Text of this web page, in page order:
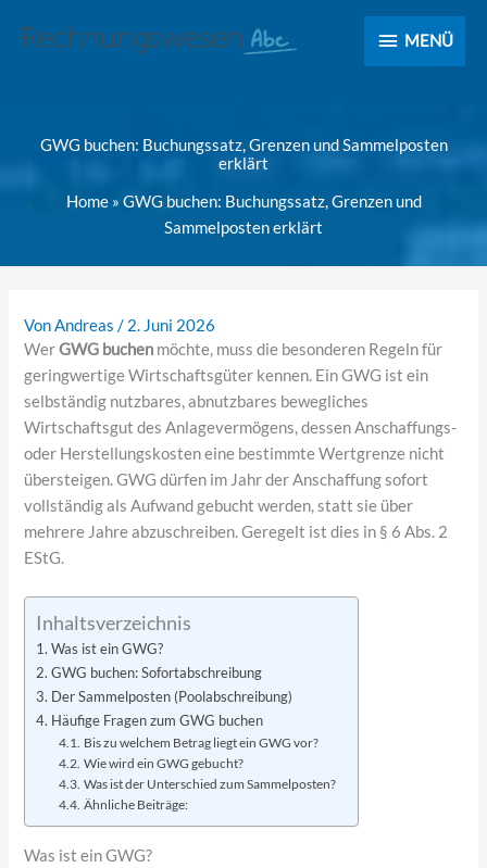
MENÜ
MENÜ
GWG buchen: Buchungssatz, Grenzen und Sammelposten
erklärt
Home » GWG buchen: Buchungssatz, Grenzen und
Sammelposten erklärt
VonAndreas/ 2. Juni 2026
WerGWG buchen möchte, muss die besonderen Regeln für
geringwertige Wirtschaftsgüter kennen. Ein GWG ist ein
selbständig nutzbares, abnutzbares bewegliches
Wirtschaftsgut des Anlagevermögens, dessen Anschaffungs-
oder Herstellungskosten eine bestimmte Wertgrenze nicht
übersteigen. GWG dürfen im Jahr der Anschaffung sofort
vollständig als Aufwand gebucht werden, statt sie über
mehrere Jahre abzuschreiben. Geregelt ist dies in § 6 Abs. 2
EStG.
Inhaltsverzeichnis
Was ist ein GWG?
GWG buchen: Sofortabschreibung
Der Sammelposten (Poolabschreibung)
Häufige Fragen zum GWG buchen
Bis zu welchem Betrag liegt ein GWG vor?
Wie wird ein GWG gebucht?
Was ist der Unterschied zum Sammelposten?
Ähnliche Beiträge:
Was ist ein GWG?